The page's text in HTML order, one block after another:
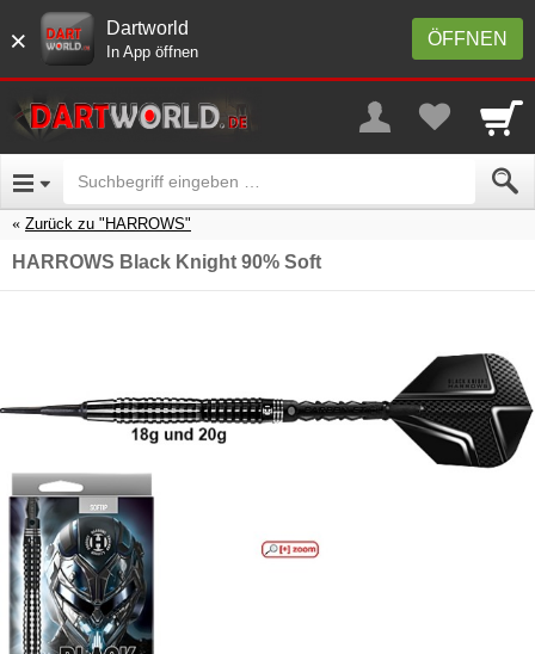
× ÖFFNEN
Dartworld
In App öffnen
Zurück zu "HARROWS"
HARROWS Black Knight 90% Soft